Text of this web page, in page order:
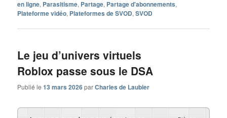
en ligne, Parasitisme, Partage, Partage d'abonnements,
Plateforme vidéo, Plateformes de SVOD,SVOD
Le jeu d’univers virtuels
Roblox passe sous le DSA
Publié le13 mars 2026parCharles de Laubier